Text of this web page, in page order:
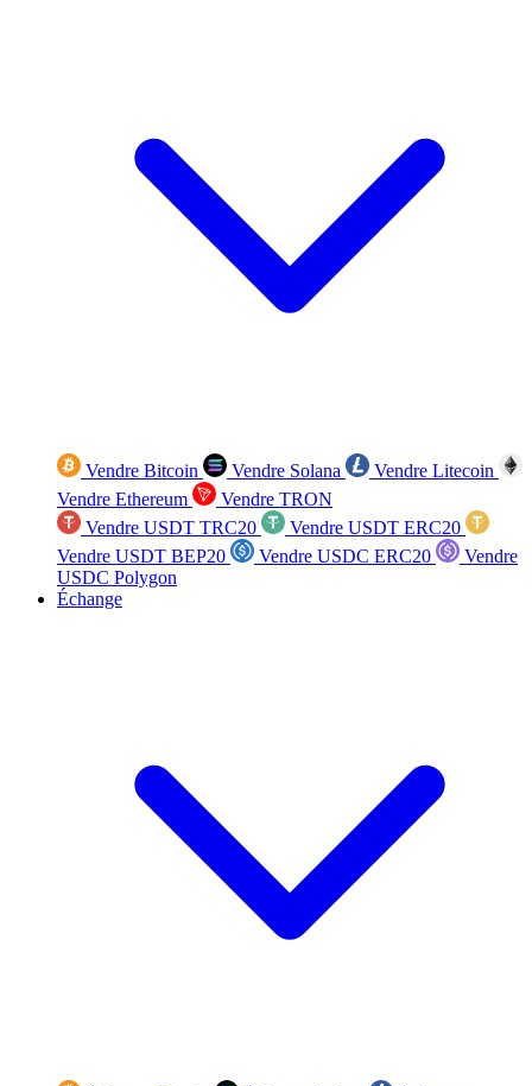
Vendre Bitcoin Vendre Solana
Vendre Litecoin
Vendre Ethereum
Vendre TRON
Vendre USDT TRC20
Vendre USDT ERC20
Vendre USDT BEP20
Vendre USDC ERC20
Vendre
USDC Polygon
Échange